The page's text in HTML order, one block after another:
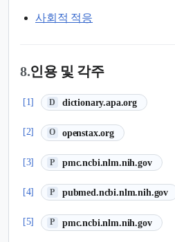
사회적 적응
8.인용 및 각주
[1] D dictionary.apa.org
(새 탭에서 열림)
[2] O openstax.org
(새 탭에서 열림)
[3] P pmc.ncbi.nlm.nih.gov
(새 탭에서 열림)
[4] P pubmed.ncbi.nlm.nih.gov
(새 탭에서 열림)
[5] P pmc.ncbi.nlm.nih.gov
(새 탭에서 열림)